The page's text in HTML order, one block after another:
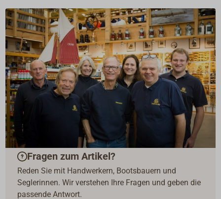
Fragen zum Artikel?
Reden Sie mit Handwerkern, Bootsbauern und
Seglerinnen. Wir verstehen Ihre Fragen und geben die
passende Antwort.